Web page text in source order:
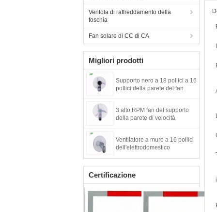
Ventola di raffreddamento della
foschia
Fan solare di CC di CA
Migliori prodotti
Supporto nero a 18 pollici a 16
pollici della parete del fan
3 alto RPM fan del supporto
della parete di velocità
Ventilatore a muro a 16 pollici
dell'elettrodomestico
Certificazione